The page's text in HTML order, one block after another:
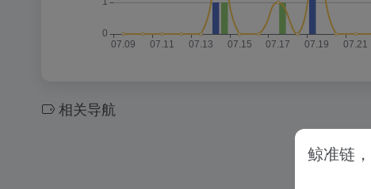
相关导航
鲸准链